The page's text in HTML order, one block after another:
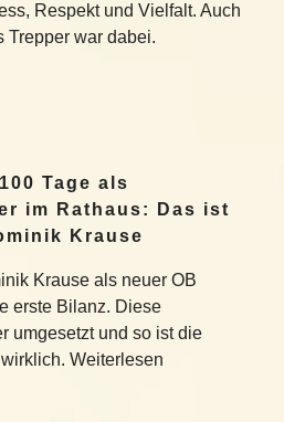
Respekt und Vielfalt. Auch
Trepper war dabei.
Tage als
im Rathaus: Das ist
Krause
Krause als neuer OB
erste Bilanz. Diese
umgesetzt und so ist die
Weiterlesen